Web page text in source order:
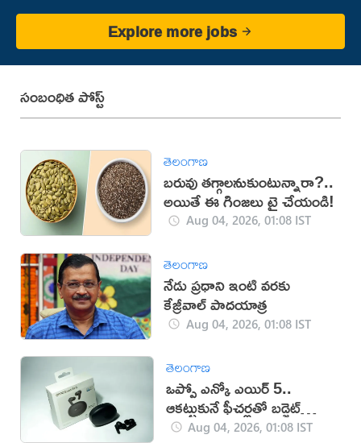
Explore more jobs
సంబంధిత పోస్ట్
తెలంగాణ
బరువు తగ్గాలనుకుంటున్నారా?..
అయితే ఈ గింజలు ట్రై చేయండి!
Aug 04, 2026, 01:08 IST
తెలంగాణ
నేడు ప్రధాని ఇంటి వరకు
కేజ్రీవాల్‌ పాదయాత్ర
Aug 04, 2026, 01:08 IST
తెలంగాణ
ఒప్పో ఎన్కో ఎయిర్ 5..
ఆకట్టుకునే ఫీచర్లతో బడ్జెట్
ఇయర్‌బడ్స్
Aug 04, 2026, 01:08 IST